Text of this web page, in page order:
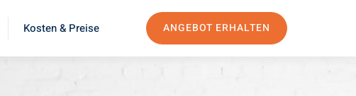
Kosten & Preise ANGEBOT ERHALTEN